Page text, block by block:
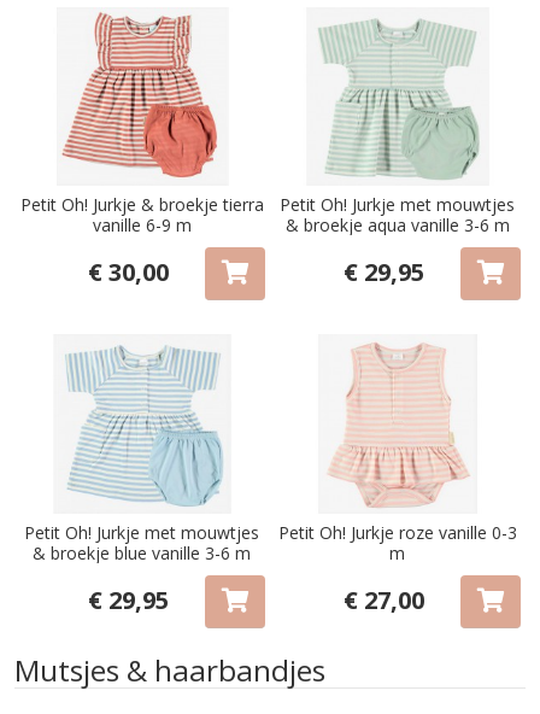
Petit Oh! Jurkje & broekje tierra
vanille 6-9 m
€ 30,00
Petit Oh! Jurkje met mouwtjes
& broekje aqua vanille 3-6 m
€ 29,95
Petit Oh! Jurkje met mouwtjes
& broekje blue vanille 3-6 m
€ 29,95
Petit Oh! Jurkje roze vanille 0-3
m
€ 27,00
Mutsjes & haarbandjes